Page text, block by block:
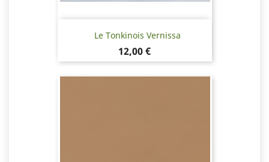
Le Tonkinois Vernissa
Hinta
12,00 €